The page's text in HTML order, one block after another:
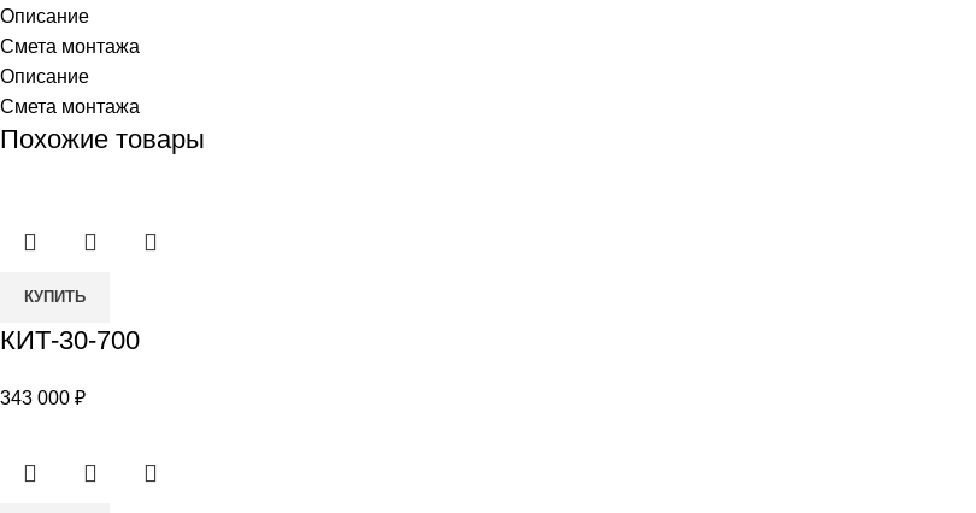
Описание
Смета монтажа
Описание
Смета монтажа
Похожие товары
Количество
КИТ-30-
КУПИТЬ
КИТ-30-700
343 000 ₽